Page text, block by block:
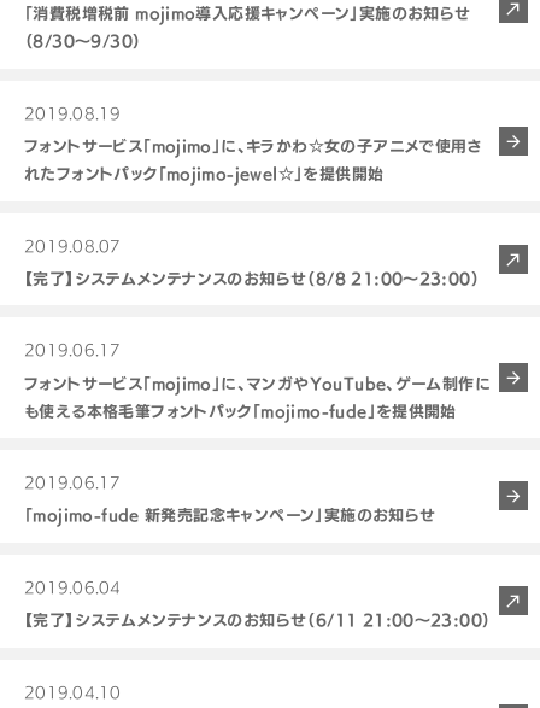
「消費税増税前 mojimo導入応援キャンペーン」実施のお知らせ
（8/30〜9/30）
2019.08.19
フォントサービス「mojimo」に、キラかわ☆女の子アニメで使用さ
れたフォントパック「mojimo-jewel☆」を提供開始
2019.08.07
【完了】システムメンテナンスのお知らせ（8/8 21:00～23:00）
2019.06.17
フォントサービス「mojimo」に、マンガやYouTube、ゲーム制作に
も使える本格毛筆フォントパック「mojimo-fude」を提供開始
2019.06.17
「mojimo-fude 新発売記念キャンペーン」実施のお知らせ
2019.06.04
【完了】システムメンテナンスのお知らせ（6/11 21:00～23:00）
2019.04.10